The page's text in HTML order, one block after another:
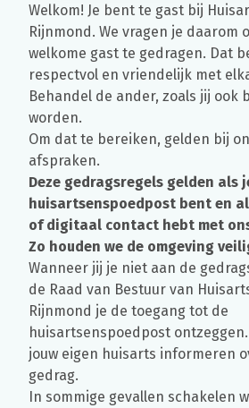
Welkom! Je bent te gast bij
Rijnmond. We vragen je daarom
welkome gast te gedragen. Dat
respectvol en vriendelijk met
Behandel de ander, zoals jij ook
worden.
Om dat te bereiken, gelden bij
afspraken.
Deze gedragsregels gelden als
huisartsenspoedpost bent en
of digitaal contact hebt met
Zo houden we de omgeving
Wanneer jij je niet aan de
de Raad van Bestuur van
Rijnmond je de toegang tot de
huisartsenspoedpost
jouw eigen huisarts informeren
gedrag.
In sommige gevallen schakelen